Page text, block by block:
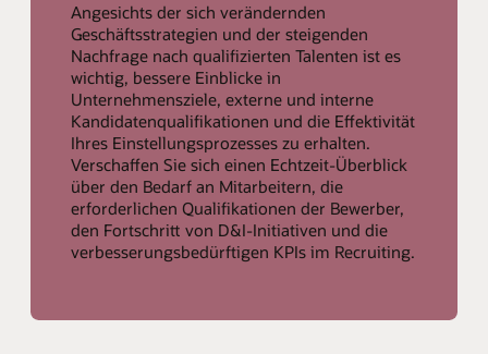
Angesichts der sich verändernden
Geschäftsstrategien und der steigenden
Nachfrage nach qualifizierten Talenten ist es
wichtig, bessere Einblicke in
Unternehmensziele, externe und interne
Kandidatenqualifikationen und die Effektivität
Ihres Einstellungsprozesses zu erhalten.
Verschaffen Sie sich einen Echtzeit-Überblick
über den Bedarf an Mitarbeitern, die
erforderlichen Qualifikationen der Bewerber,
den Fortschritt von D&I-Initiativen und die
verbesserungsbedürftigen KPIs im Recruiting.